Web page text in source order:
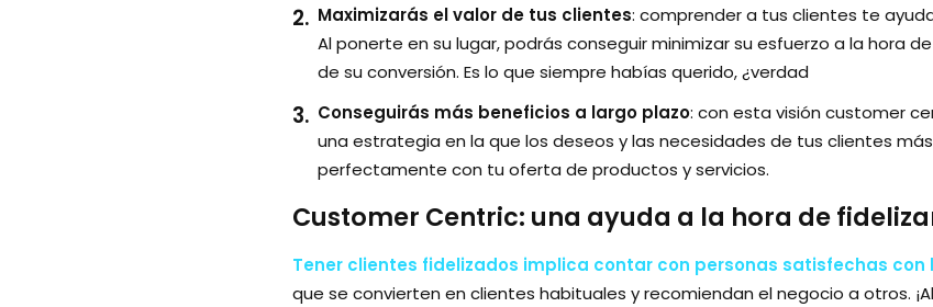
Maximizarás el valor de tus clientes: comprender a tus clientes te
Al ponerte en su lugar, podrás conseguir minimizar su esfuerzo a la hora
de su conversión. Es lo que siempre habías querido, ¿verdad
Conseguirás más beneficios a largo plazo: con esta visión customer
una estrategia en la que los deseos y las necesidades de tus clientes
perfectamente con tu oferta de productos y servicios.
Customer Centric: una ayuda a la hora de
Tener clientes fidelizados implica contar con personas satisfechas con
que se convierten en clientes habituales y recomiendan el negocio a otros.